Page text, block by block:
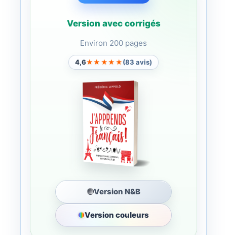
Version avec corrigés
Environ 200 pages
4,6★★★★★(83 avis)
Version N&B
Version couleurs